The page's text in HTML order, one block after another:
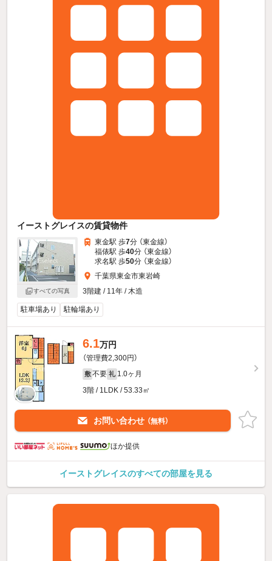
イーストグレイスの賃貸物件
すべての写真
東金駅 歩7分 （東金線）
福俵駅 歩40分 （東金線）
求名駅 歩50分 （東金線）
千葉県東金市東岩崎
3階建 / 11年 / 木造
駐車場あり 駐輪場あり
6.1万円
（管理費2,300円）
敷 不要 礼 1.0ヶ月
3階 / 1LDK / 53.33㎡
お問い合わせ （無料）
ほか提供
イーストグレイスのすべての部屋を見る